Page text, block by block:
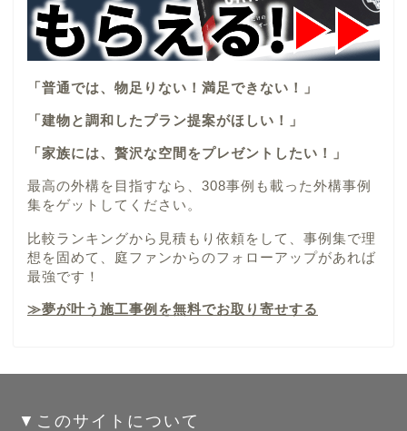
「普通では、物足りない！満足できない！」
「建物と調和したプラン提案がほしい！」
「家族には、贅沢な空間をプレゼントしたい！」
最高の外構を目指すなら、308事例も載った外構事例
集をゲットしてください。
比較ランキングから見積もり依頼をして、事例集で理
想を固めて、庭ファンからのフォローアップがあれば
最強です！
≫夢が叶う施工事例を無料でお取り寄せする
▼このサイトについて